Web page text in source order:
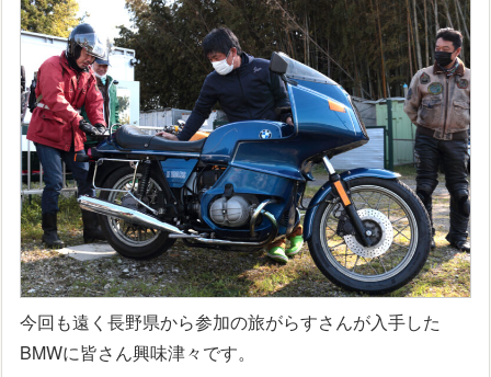
今回も遠く長野県から参加の旅がらすさんが入手した
BMWに皆さん興味津々です。